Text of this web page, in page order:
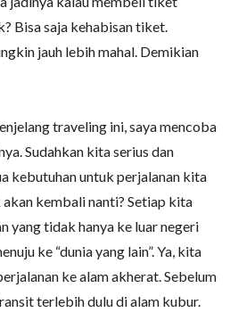
Bisa saja kehabisan tiket.
jauh lebih mahal. Demikian
traveling ini, saya mencoba
Sudahkan kita serius dan
kebutuhan untuk perjalanan kita
kembali nanti? Setiap kita
yang tidak hanya ke luar negeri
ke “dunia yang lain”. Ya, kita
ke alam akherat. Sebelum
terlebih dulu di alam kubur.